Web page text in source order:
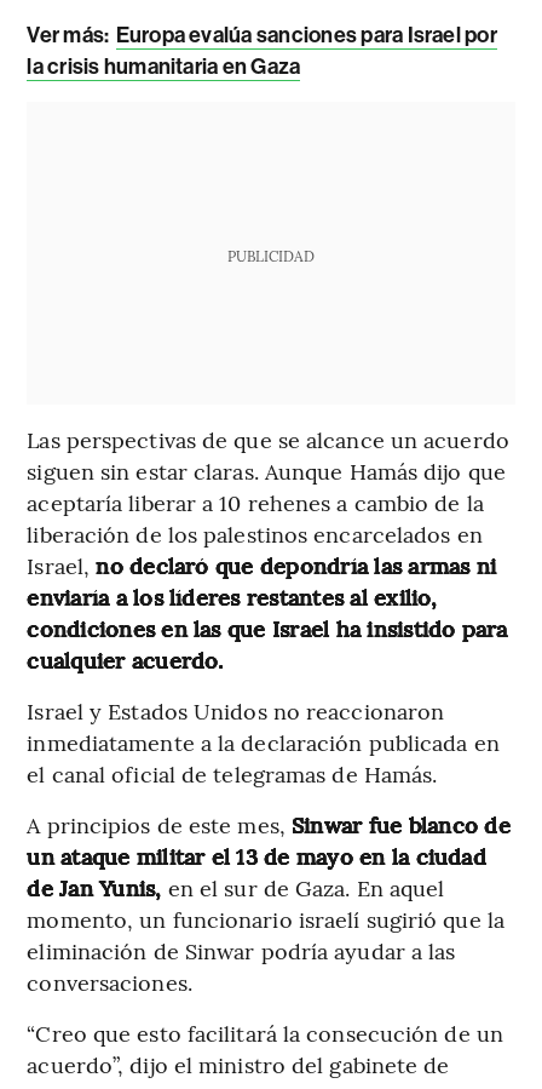
Ver más: Europa evalúa sanciones para Israel por
la crisis humanitaria en Gaza
PUBLICIDAD
Las perspectivas de que se alcance un acuerdo
siguen sin estar claras. Aunque Hamás dijo que
aceptaría liberar a 10 rehenes a cambio de la
liberación de los palestinos encarcelados en
Israel, no declaró que depondría las armas ni
enviaría a los líderes restantes al exilio,
condiciones en las que Israel ha insistido para
cualquier acuerdo.
Israel y Estados Unidos no reaccionaron
inmediatamente a la declaración publicada en
el canal oficial de telegramas de Hamás.
A principios de este mes, Sinwar fue blanco de
un ataque militar el 13 de mayo en la ciudad
de Jan Yunis, en el sur de Gaza. En aquel
momento, un funcionario israelí sugirió que la
eliminación de Sinwar podría ayudar a las
conversaciones.
“Creo que esto facilitará la consecución de un
acuerdo”, dijo el ministro del gabinete de